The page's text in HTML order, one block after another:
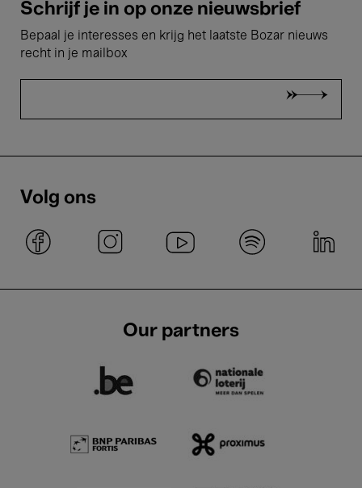
Schrijf je in op onze nieuwsbrief
Bepaal je interesses en krijg het laatste Bozar nieuws
recht in je mailbox
Volg ons
Our partners